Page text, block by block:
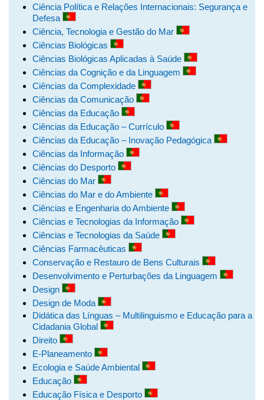
Ciência Política e Relações Internacionais: Segurança e
Defesa
Ciência, Tecnologia e Gestão do Mar
Ciências Biológicas
Ciências Biológicas Aplicadas à Saúde
Ciências da Cognição e da Linguagem
Ciências da Complexidade
Ciências da Comunicação
Ciências da Educação
Ciências da Educação – Currículo
Ciências da Educação – Inovação Pedagógica
Ciências da Informação
Ciências do Desporto
Ciências do Mar
Ciências do Mar e do Ambiente
Ciências e Engenharia do Ambiente
Ciências e Tecnologias da Informação
Ciências e Tecnologias da Saúde
Ciências Farmacêuticas
Conservação e Restauro de Bens Culturais
Desenvolvimento e Perturbações da Linguagem
Design
Design de Moda
Didática das Línguas – Multilinguismo e Educação para a
Cidadania Global
Direito
E-Planeamento
Ecologia e Saúde Ambiental
Educação
Educação Física e Desporto